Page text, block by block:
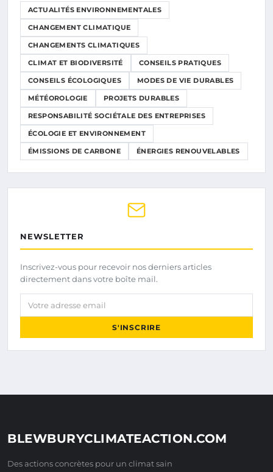
ACTUALITÉS ENVIRONNEMENTALES
CHANGEMENT CLIMATIQUE
CHANGEMENTS CLIMATIQUES
CLIMAT ET BIODIVERSITÉ CONSEILS PRATIQUES
CONSEILS ÉCOLOGIQUES MODES DE VIE DURABLES
MÉTÉOROLOGIE PROJETS DURABLES
RESPONSABILITÉ SOCIÉTALE DES ENTREPRISES
ÉCOLOGIE ET ENVIRONNEMENT
ÉMISSIONS DE CARBONE ÉNERGIES RENOUVELABLES
NEWSLETTER
Inscrivez-vous pour recevoir nos derniers articles
directement dans votre boîte mail.
Votre adresse email
S'INSCRIRE
BLEWBURYCLIMATEACTION.COM
Des actions concrètes pour un climat sain